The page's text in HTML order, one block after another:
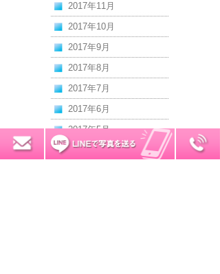
2017年11月
2017年10月
2017年9月
2017年8月
2017年7月
2017年6月
2017年5月
2017年4月
無料お見積り 0120-7034-32